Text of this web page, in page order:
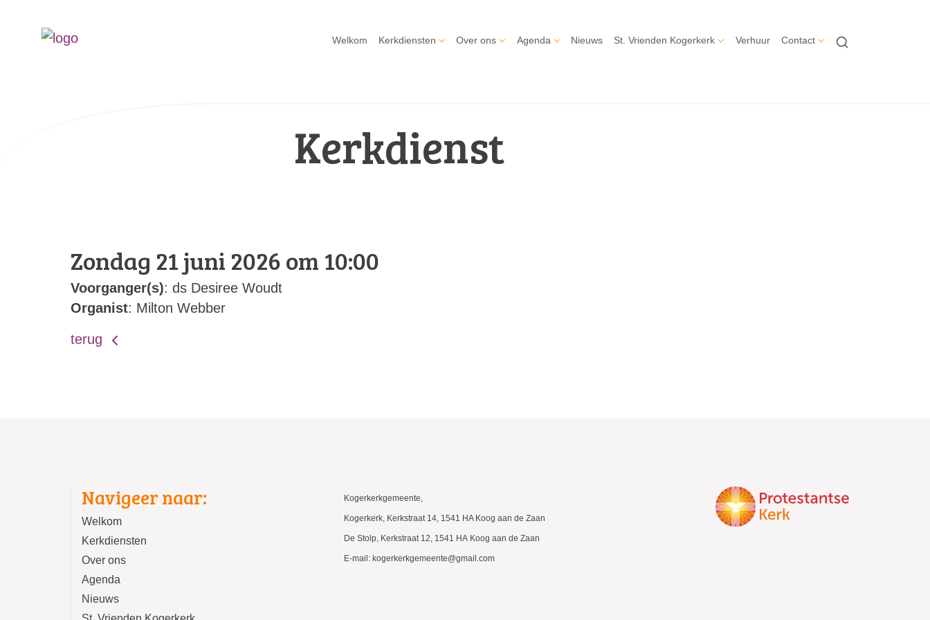
Welkom Kerkdiensten Over ons Agenda Nieuws St. Vrienden Kogerkerk Verhuur Contact
Kerkdienst
Zondag 21 juni 2026 om 10:00
Voorganger(s): ds Desiree Woudt
Organist: Milton Webber
terug
Navigeer naar:
Welkom
Kerkdiensten
Over ons
Agenda
Nieuws
Kogerkerkgemeente,
Kogerkerk, Kerkstraat 14, 1541 HA Koog aan de Zaan
De Stolp, Kerkstraat 12, 1541 HA Koog aan de Zaan
E-mail: kogerkerkgemeente@gmail.com